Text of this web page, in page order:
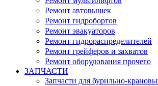
Ремонт автовышек
Ремонт гидробортов
Ремонт эвакуаторов
Ремонт гидрораспределителей
Ремонт грейферов и захватов
Ремонт оборудования прочего
ЗАПЧАСТИ
Запчасти для бурильно-